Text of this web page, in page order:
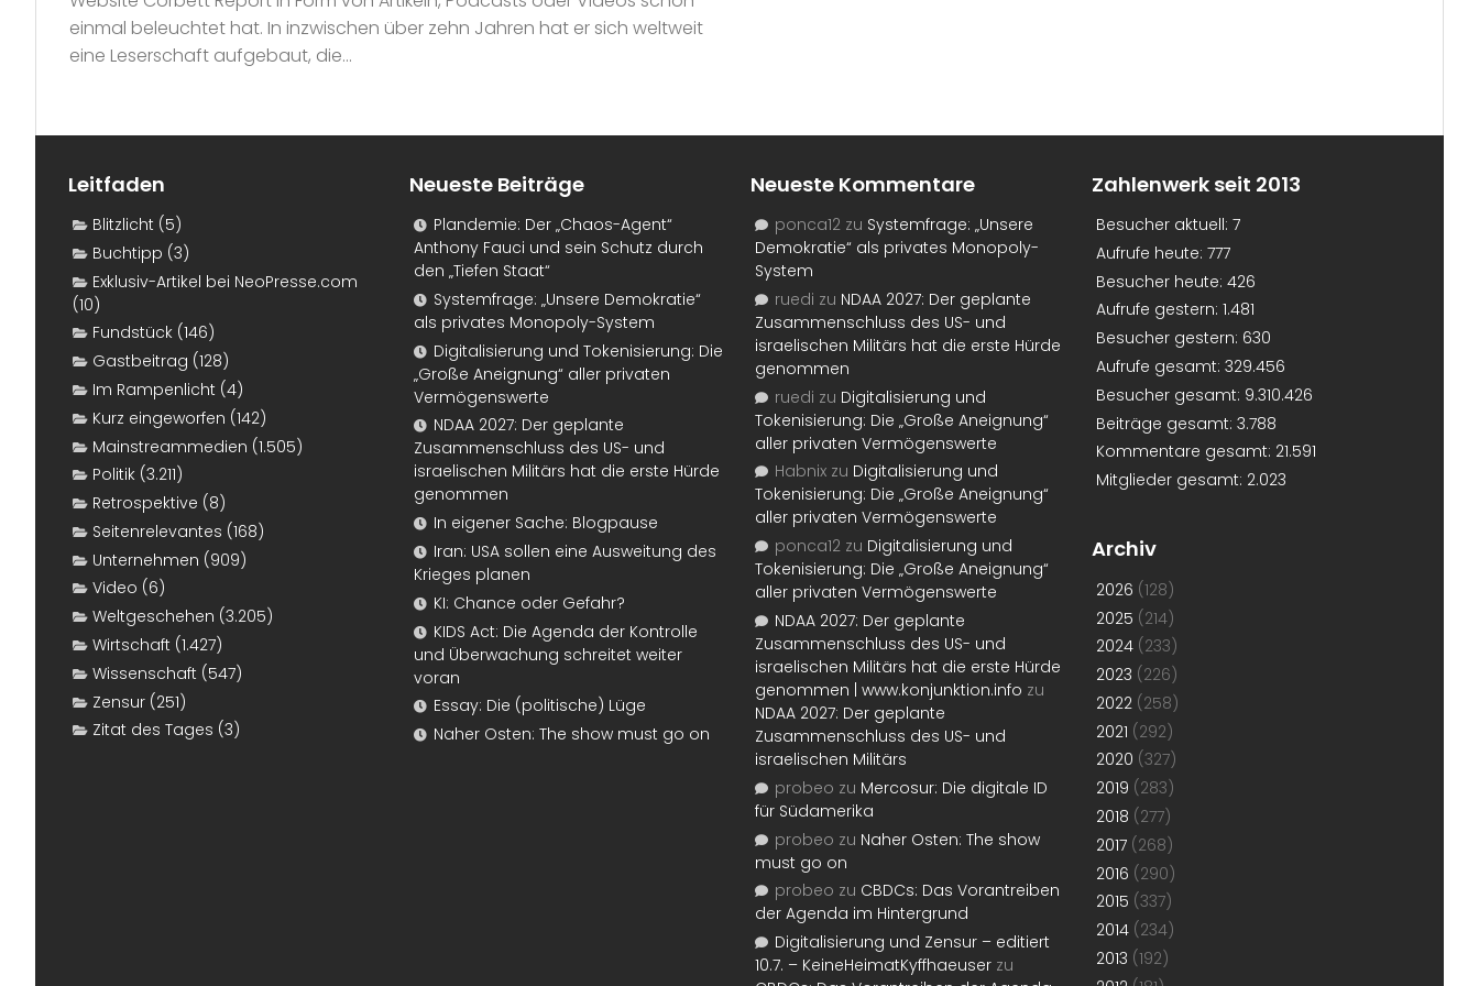
einmal beleuchtet hat. In inzwischen über zehn Jahren hat er sich weltweit
eine Leserschaft aufgebaut, die...
Leitfaden
Blitzlicht (5)
Buchtipp (3)
Exklusiv-Artikel bei NeoPresse.com
(10)
Fundstück (146)
Gastbeitrag (128)
Im Rampenlicht (4)
Kurz eingeworfen (142)
Mainstreammedien (1.505)
Politik (3.211)
Retrospektive (8)
Seitenrelevantes (168)
Unternehmen (909)
Video (6)
Weltgeschehen (3.205)
Wirtschaft (1.427)
Wissenschaft (547)
Zensur (251)
Zitat des Tages (3)
Neueste Beiträge
Plandemie: Der „Chaos-Agent“
Anthony Fauci und sein Schutz durch
den „Tiefen Staat“
Systemfrage: „Unsere Demokratie“
als privates Monopoly-System
Digitalisierung und Tokenisierung: Die
„Große Aneignung“ aller privaten
Vermögenswerte
NDAA 2027: Der geplante
Zusammenschluss des US- und
israelischen Militärs hat die erste Hürde
genommen
In eigener Sache: Blogpause
Iran: USA sollen eine Ausweitung des
Krieges planen
KI: Chance oder Gefahr?
KIDS Act: Die Agenda der Kontrolle
und Überwachung schreitet weiter
voran
Essay: Die (politische) Lüge
Naher Osten: The show must go on
Neueste Kommentare
ponca12 zu Systemfrage: „Unsere
Demokratie“ als privates Monopoly-
System
ruedi zu NDAA 2027: Der geplante
Zusammenschluss des US- und
israelischen Militärs hat die erste Hürde
genommen
ruedi zu Digitalisierung und
Tokenisierung: Die „Große Aneignung“
aller privaten Vermögenswerte
Habnix zu Digitalisierung und
Tokenisierung: Die „Große Aneignung“
aller privaten Vermögenswerte
ponca12 zu Digitalisierung und
Tokenisierung: Die „Große Aneignung“
aller privaten Vermögenswerte
NDAA 2027: Der geplante
Zusammenschluss des US- und
israelischen Militärs hat die erste Hürde
genommen | www.konjunktion.info zu
NDAA 2027: Der geplante
Zusammenschluss des US- und
israelischen Militärs
probeo zu Mercosur: Die digitale ID
für Südamerika
probeo zu Naher Osten: The show
must go on
probeo zu CBDCs: Das Vorantreiben
der Agenda im Hintergrund
Digitalisierung und Zensur – editiert
10.7. – KeineHeimatKyffhaeuser zu
Zahlenwerk seit 2013
Besucher aktuell: 7
Aufrufe heute: 777
Besucher heute: 426
Aufrufe gestern: 1.481
Besucher gestern: 630
Aufrufe gesamt: 329.456
Besucher gesamt: 9.310.426
Beiträge gesamt: 3.788
Kommentare gesamt: 21.591
Mitglieder gesamt: 2.023
Archiv
2026 (128)
2025 (214)
2024 (233)
2023 (226)
2022 (258)
2021 (292)
2020 (327)
2019 (283)
2018 (277)
2017 (268)
2016 (290)
2015 (337)
2014 (234)
2013 (192)